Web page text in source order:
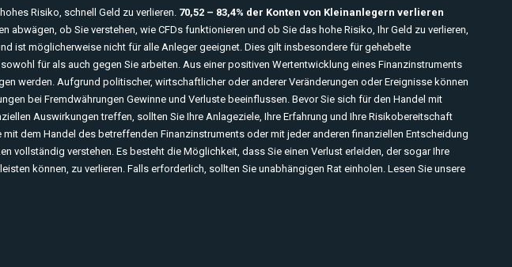
Risiko, schnell Geld zu verlieren. 70,52 – 83,4% der Konten von Kleinanlegern verlieren
abwägen, ob Sie verstehen, wie CFDs funktionieren und ob Sie das hohe Risiko, Ihr Geld zu verlieren,
ist möglicherweise nicht für alle Anleger geeignet. Dies gilt insbesondere für gehebelte
für als auch gegen Sie arbeiten. Aus einer positiven Wertentwicklung eines Finanzinstruments
werden. Aufgrund politischer, wirtschaftlicher oder anderer Veränderungen oder Ereignisse können
bei Fremdwährungen Gewinne und Verluste beeinflussen. Bevor Sie sich für den Handel mit
Auswirkungen treffen, sollten Sie Ihre Anlageziele, Ihre Erfahrung und Ihre Risikobereitschaft
dem Handel des betreffenden Finanzinstruments oder mit jeder anderen finanziellen Entscheidung
vollständig verstehen. Es besteht die Möglichkeit, dass Sie einen Verlust erleiden, der sogar Ihre
können, zu verlieren. Falls erforderlich, sollten Sie unabhängigen Rat einholen. Lesen Sie unsere